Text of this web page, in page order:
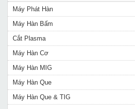
Máy Phát Hàn
Máy Hàn Bấm
Cắt Plasma
Máy Hàn Cơ
Máy Hàn MIG
Máy Hàn Que
Máy Hàn Que & TIG